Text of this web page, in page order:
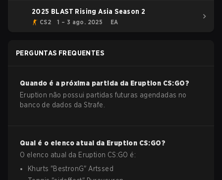
2025 BLAST Rising Asia Season 2
CS2 1 – 3 ago. 2025 EA
PERGUNTAS FREQUENTES
Quando é a próxima partida da Eruption CS:GO?
Eruption não possui partidas futuras agendadas no
banco de dados da Strafe.
Qual é o elenco atual da Eruption CS:GO?
O elenco atual da Eruption CS:GO é:
Khurts "BestronG" Artssed